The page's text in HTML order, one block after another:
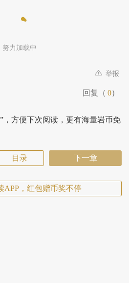
努力加载中
举报
回复（ 0）
，方便下次阅读，更有海量岩币免
目录 下一章
APP，红包赠币奖不停